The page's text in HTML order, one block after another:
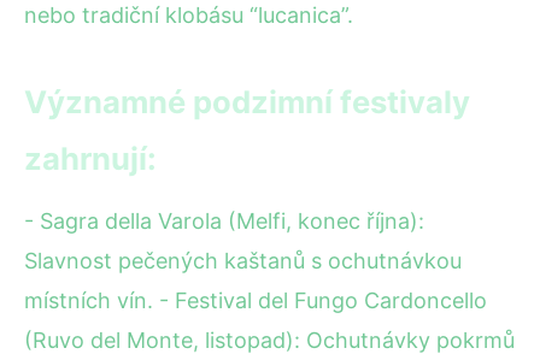
nebo tradiční klobásu “lucanica”.
Významné podzimní festivaly
zahrnují:
- Sagra della Varola (Melfi, konec října):
Slavnost pečených kaštanů s ochutnávkou
místních vín. - Festival del Fungo Cardoncello
(Ruvo del Monte, listopad): Ochutnávky pokrmů